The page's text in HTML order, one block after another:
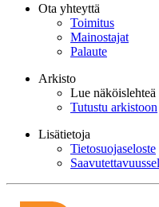
Ota yhteyttä
Toimitus
Mainostajat
Palaute
Arkisto
Lue näköislehteä
Tutustu arkistoon
Lisätietoja
Tietosuojaseloste